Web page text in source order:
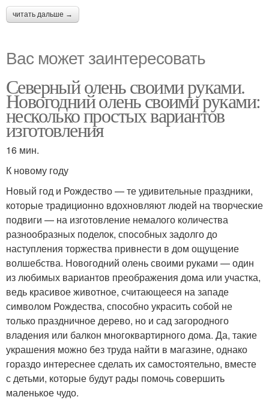
читать дальше →
Вас может заинтересовать
Северный олень своими руками.
Новогодний олень своими руками:
несколько простых вариантов
изготовления
16 мин.
К новому году
Новый год и Рождество — те удивительные праздники,
которые традиционно вдохновляют людей на творческие
подвиги — на изготовление немалого количества
разнообразных поделок, способных задолго до
наступления торжества привнести в дом ощущение
волшебства. Новогодний олень своими руками — один
из любимых вариантов преображения дома или участка,
ведь красивое животное, считающееся на западе
символом Рождества, способно украсить собой не
только праздничное дерево, но и сад загородного
владения или балкон многоквартирного дома. Да, такие
украшения можно без труда найти в магазине, однако
гораздо интереснее сделать их самостоятельно, вместе
с детьми, которые будут рады помочь совершить
маленькое чудо.